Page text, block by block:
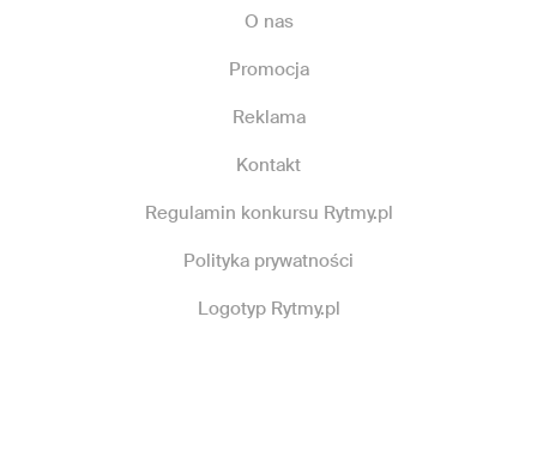
O nas
Promocja
Reklama
Kontakt
Regulamin konkursu Rytmy.pl
Polityka prywatności
Logotyp Rytmy.pl